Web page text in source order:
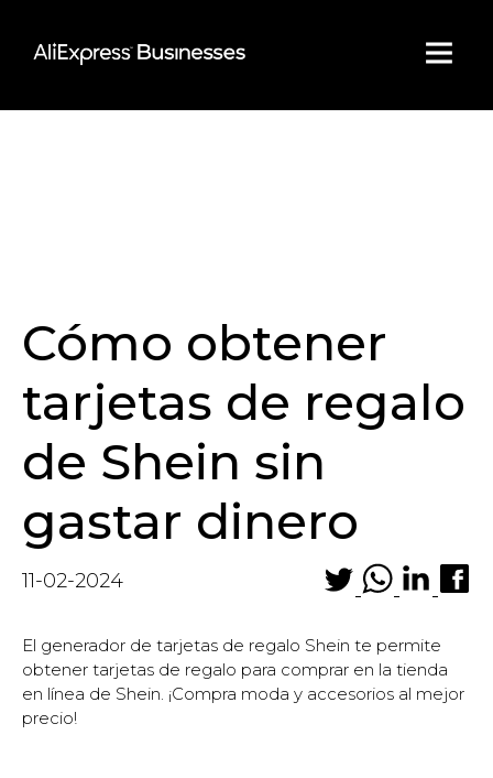
content
Cómo obtener
tarjetas de regalo
de Shein sin
gastar dinero
11-02-2024
El generador de tarjetas de regalo Shein te permite
obtener tarjetas de regalo para comprar en la tienda
en línea de Shein. ¡Compra moda y accesorios al mejor
precio!